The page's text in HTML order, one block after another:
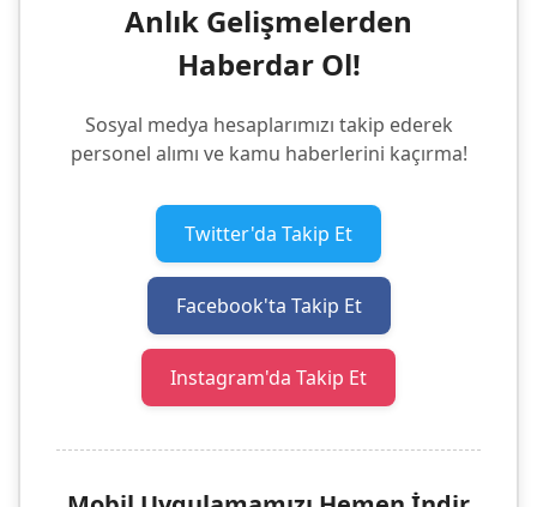
Anlık Gelişmelerden
Haberdar Ol!
Sosyal medya hesaplarımızı takip ederek
personel alımı ve kamu haberlerini kaçırma!
Twitter'da Takip Et
Facebook'ta Takip Et
Instagram'da Takip Et